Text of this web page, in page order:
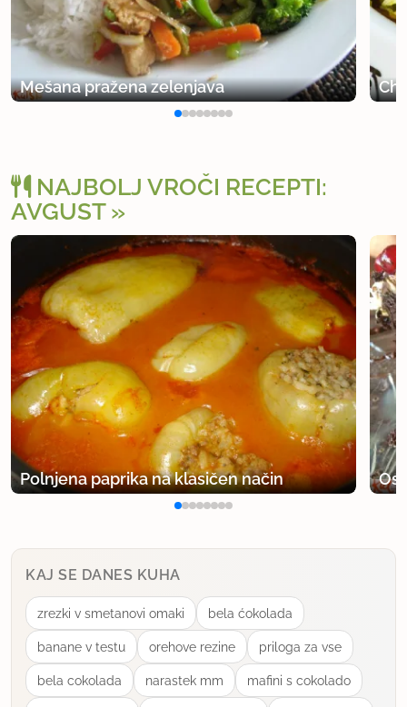
Mešana pražena zelenjava
NAJBOLJ VROČI RECEPTI:
AVGUST
Polnjena paprika na klasičen način
KAJ SE DANES KUHA
zrezki v smetanovi omaki bela ćokolada
banane v testu orehove rezine priloga za vse
bela cokolada narastek mm mafini s cokolado